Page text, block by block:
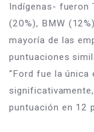
Indígenas- fueron
(20%), BMW
mayoría de las
puntuaciones
“Ford fue la única
puntuación en 12